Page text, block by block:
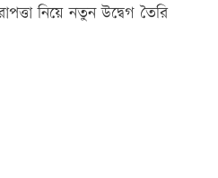
নিয়ে নতুন উদ্বেগ তৈরি